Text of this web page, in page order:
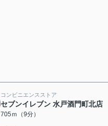
コンビニエンスストア
セブンイレブン 水戸酒門町北店
705ｍ（9分）